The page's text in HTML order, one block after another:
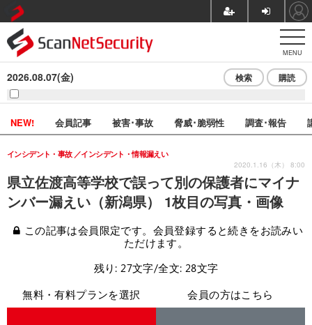
MENU
2026.08.07(金) 検索 購読
NEW! 会員記事 被害･事故 脅威･脆弱性 調査･報告
県立佐渡高等学校で誤って別の保護者にマイナ
ンバー漏えい（新潟県） 1枚目の写真・画像
インシデント・事故 インシデント・情報漏えい
2020.1.16（木） 8:00
この記事は会員限定です。会員登録すると続きをお読みい
ただけます。
残り: 27文字/全文: 28文字
無料・有料プランを選択
会員の方はこちら